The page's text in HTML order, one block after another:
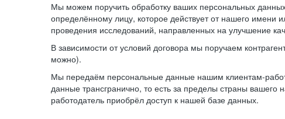
Мы можем поручить обработку ваших персональных
определённому лицу, которое действует от нашего
проведения исследований, направленных на улучшение
В зависимости от условий договора мы поручаем
можно).
Мы передаём персональные данные нашим клиентам-
данные трансгранично, то есть за пределы страны
работодатель приобрёл доступ к нашей базе данных.